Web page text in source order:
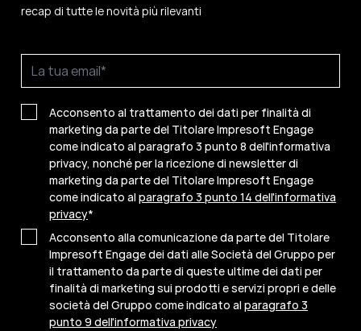
recap di tutte le novità più rilevanti
Acconsento al trattamento dei dati per finalità di
marketing da parte del Titolare Impresoft Engage
come indicato al paragrafo 3 punto 8 dell'informativa
privacy, nonché per la ricezione di newsletter di
marketing da parte del Titolare Impresoft Engage
come indicato al paragrafo 3 punto 14 dell'informativa
privacy*
Acconsento alla comunicazione da parte del Titolare
Impresoft Engage dei dati alle Società del Gruppo per
il trattamento da parte di queste ultime dei dati per
finalità di marketing sui prodotti e servizi propri e delle
società del Gruppo come indicato al paragrafo 3
punto 9 dell'informativa privacy